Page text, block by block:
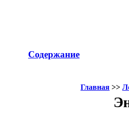
Содержание
Главная >>